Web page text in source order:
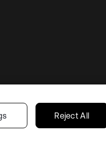
定 あなたのプライバシーの選択
Reject All